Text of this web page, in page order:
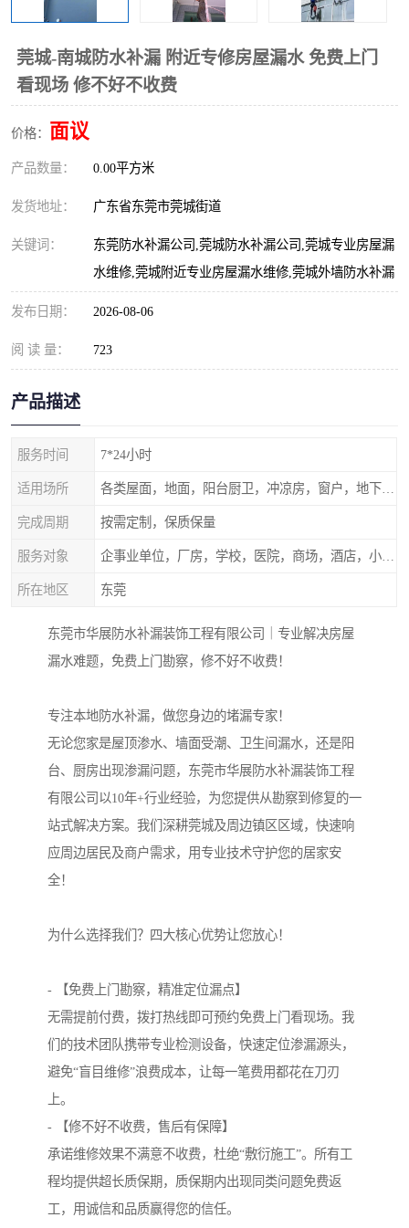
莞城-南城防水补漏 附近专修房屋漏水 免费上门
看现场 修不好不收费
价格： 面议
产品数量： 0.00平方米
发货地址： 广东省东莞市莞城街道
关键词：
东莞防水补漏公司,莞城防水补漏公司,莞城专业房屋漏
水维修,莞城附近专业房屋漏水维修,莞城外墙防水补漏
发布日期： 2026-08-06
阅 读 量： 723
产品描述
服务时间 7*24小时
适用场所
完成周期 按需定制，保质保量
服务对象
所在地区 东莞
东莞市华展防水补漏装饰工程有限公司｜专业解决房屋
漏水难题，免费上门勘察，修不好不收费！
专注本地防水补漏，做您身边的堵漏专家！
无论您家是屋顶渗水、墙面受潮、卫生间漏水，还是阳
台、厨房出现渗漏问题，东莞市华展防水补漏装饰工程
有限公司以10年+行业经验，为您提供从勘察到修复的一
站式解决方案。我们深耕莞城及周边镇区区域，快速响
应周边居民及商户需求，用专业技术守护您的居家安
全！
为什么选择我们？四大核心优势让您放心！
- 【免费上门勘察，精准定位漏点】
无需提前付费，拨打热线即可预约免费上门看现场。我
们的技术团队携带专业检测设备，快速定位渗漏源头，
避免“盲目维修”浪费成本，让每一笔费用都花在刀刃
上。
- 【修不好不收费，售后有保障】
承诺维修效果不满意不收费，杜绝“敷衍施工”。所有工
程均提供超长质保期，质保期内出现同类问题免费返
工，用诚信和品质赢得您的信任。